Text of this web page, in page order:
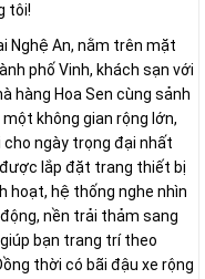
tôi!
Nghệ An, nằm trên mặt
phố Vinh, khách sạn với
hàng Hoa Sen cùng sảnh
không gian rộng lớn,
ngày trọng đại nhất
lắp đặt trang thiết bị
hoạt, hệ thống nghe nhìn
nền trải thảm sang
bạn trang trí theo
thời có bãi đậu xe rộng